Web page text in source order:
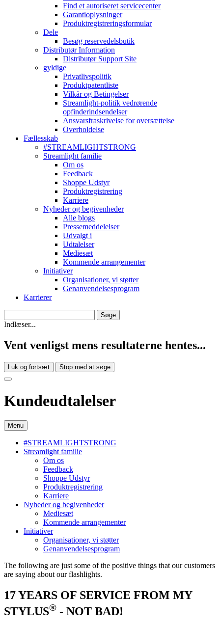
Find et autoriseret servicecenter
Garantioplysninger
Produktregistreringsformular
Dele
Besøg reservedelsbutik
Distributør Information
Distributør Support Site
gyldige
Privatlivspolitik
Produktpatentliste
Vilkår og Betingelser
Streamlight-politik vedrørende
opfinderindsendelser
Ansvarsfraskrivelse for oversættelse
Overholdelse
Fællesskab
#STREAMLIGHTSTRONG
Streamlight familie
Om os
Feedback
Shoppe Udstyr
Produktregistrering
Karriere
Nyheder og begivenheder
Alle blogs
Pressemeddelelser
Udvalgt i
Udtalelser
Mediesæt
Kommende arrangementer
Initiativer
Organisationer, vi støtter
Genanvendelsesprogram
Karrierer
Indlæser...
Vent venligst mens resultaterne hentes...
Luk og fortsæt Stop med at søge
Kundeudtalelser
Menu
#STREAMLIGHTSTRONG
Streamlight familie
Om os
Feedback
Shoppe Udstyr
Produktregistrering
Karriere
Nyheder og begivenheder
Mediesæt
Kommende arrangementer
Initiativer
Organisationer, vi støtter
Genanvendelsesprogram
The following are just some of the positive things that our customers
are saying about our flashlights.
17 YEARS OF SERVICE FROM MY
STYLUS® - NOT BAD!